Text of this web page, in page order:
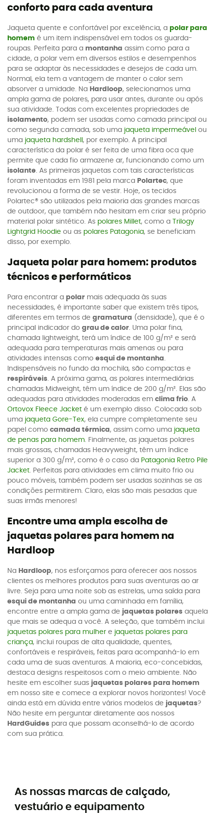
conforto para cada aventura
Jaqueta quente e confortável por excelência, a polar para
homem é um item indispensável em todos os guarda-
roupas. Perfeita para a montanha assim como para a
cidade, a polar vem em diversos estilos e desempenhos
para se adaptar às necessidades e desejos de cada um.
Normal, ela tem a vantagem de manter o calor sem
absorver a umidade. Na Hardloop, selecionamos uma
ampla gama de polares, para usar antes, durante ou após
sua atividade. Todas com excelentes propriedades de
isolamento, podem ser usadas como camada principal ou
como segunda camada, sob uma jaqueta impermeável ou
uma jaqueta hardshell , por exemplo. A principal
característica da polar é ser feita de uma fibra oca que
permite que cada fio armazene ar, funcionando como um
isolante . As primeiras jaquetas com tais características
foram inventadas em 1981 pela marca Polartec, que
revolucionou a forma de se vestir. Hoje, os tecidos
Polartec® são utilizados pela maioria das grandes marcas
de outdoor, que também não hesitam em criar seu próprio
material polar sintético. As polares Millet, como a Trilogy
Lightgrid Hoodie ou as polares Patagonia, se beneficiam
disso, por exemplo.
Jaqueta polar para homem: produtos
técnicos e performáticos
Para encontrar a polar mais adequada às suas
necessidades, é importante saber que existem três tipos,
diferentes em termos de gramatura (densidade), que é o
principal indicador do grau de calor. Uma polar fina,
chamada lightweight, terá um índice de 100 g/m² e será
adequada para temperaturas mais amenas ou para
atividades intensas como esqui de montanha.
Indispensáveis no fundo da mochila, são compactas e
respiráveis. A próxima gama, as polares intermediárias
chamadas Midweight, têm um índice de 200 g/m². Elas são
adequadas para atividades moderadas em clima frio. A
Ortovox Fleece Jacket é um exemplo disso. Colocada sob
uma jaqueta Gore-Tex, ela cumpre completamente seu
papel como camada térmica, assim como uma jaqueta
de penas para homem. Finalmente, as jaquetas polares
mais grossas, chamadas Heavyweight, têm um índice
superior a 300 g/m², como é o caso da Patagonia Retro Pile
Jacket. Perfeitas para atividades em clima muito frio ou
pouco móveis, também podem ser usadas sozinhas se as
condições permitirem. Claro, elas são mais pesadas que
suas irmãs menores!
Encontre uma ampla escolha de
jaquetas polares para homem na
Hardloop
Na Hardloop, nos esforçamos para oferecer aos nossos
clientes os melhores produtos para suas aventuras ao ar
livre. Seja para uma noite sob as estrelas, uma saída para
esqui de montanha ou uma caminhada em família,
encontre entre a ampla gama de jaquetas polares aquela
que mais se adequa a você. A seleção, que também inclui
jaquetas polares para mulher e jaquetas polares para
criança, inclui roupas de alta qualidade, quentes,
confortáveis e respiráveis, feitas para acompanhá-lo em
cada uma de suas aventuras. A maioria, eco-concebidas,
destaca designs respeitosos com o meio ambiente. Não
hesite em escolher suas jaquetas polares para homem
em nosso site e comece a explorar novos horizontes! Você
ainda está em dúvida entre vários modelos de jaquetas?
Não hesite em perguntar diretamente aos nossos
HardGuides para que possam aconselhá-lo de acordo
com sua prática.
As nossas marcas de calçado,
vestuário e equipamento